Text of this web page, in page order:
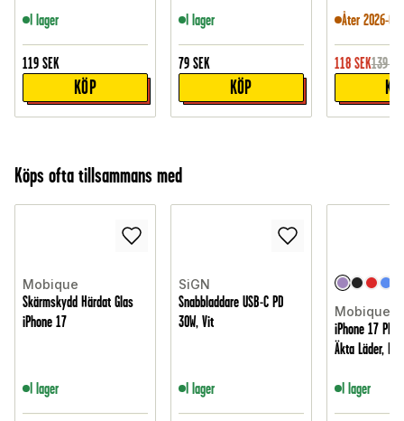
I lager
119 SEK
KÖP
I lager
79 SEK
KÖP
Åter 2026-
118 SEK139
Köps ofta tillsammans med
Mobique
Skärmskydd Härdat Glas
iPhone 17
I lager
SiGN
Snabbladdare USB-C PD
30W, Vit
I lager
Mobique
iPhone 17
Äkta Läder, Lila
I lager